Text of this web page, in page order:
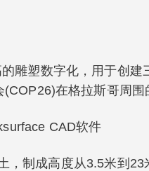
雕塑数字化，用于创建
在格拉斯哥周围
CAD软件
，制成高度从3.5米到23